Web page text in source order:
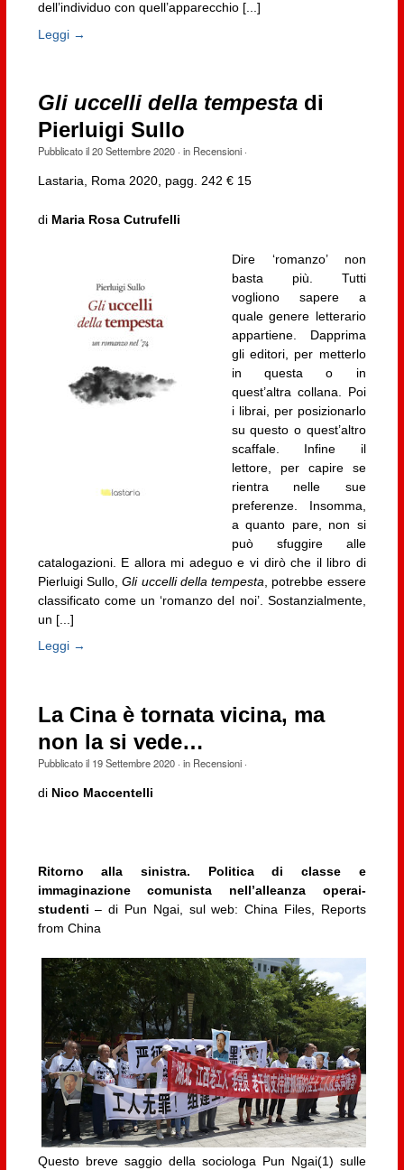
dell’individuo con quell’apparecchio [...]
Leggi →
Gli uccelli della tempestadi
Pierluigi Sullo
Pubblicato il20 Settembre 2020· in Recensioni·
Lastaria, Roma 2020, pagg. 242 € 15
di Maria Rosa Cutrufelli
Dire ‘romanzo’ non
basta più. Tutti
vogliono sapere a
quale genere letterario
appartiene. Dapprima
gli editori, per metterlo
in questa o in
quest’altra collana. Poi
i librai, per posizionarlo
su questo o quest’altro
scaffale. Infine il
lettore, per capire se
rientra nelle sue
preferenze. Insomma,
a quanto pare, non si
può sfuggire alle
catalogazioni. E allora mi adeguo e vi dirò che il libro di
Pierluigi Sullo,Gli uccelli della tempesta , potrebbe essere
classificato come un ‘romanzo del noi’. Sostanzialmente,
un [...]
Leggi →
La Cina è tornata vicina, ma
non la si vede…
Pubblicato il 19 Settembre 2020· in Recensioni·
di Nico Maccentelli
Ritorno alla sinistra. Politica di classe e
immaginazione comunista nell’alleanza operai-
studenti – di Pun Ngai, sul web: China Files, Reports
from China
Questo breve saggio della sociologa Pun Ngai(1) sulle